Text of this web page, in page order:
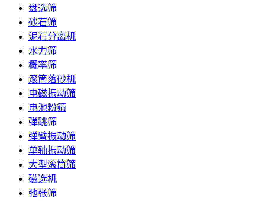
盘选筛
砂石筛
泥石分离机
水力筛
概率筛
滚筒落砂机
电磁振动筛
电池粉筛
弹跳筛
弹臂振动筛
单轴振动筛
大型滚筒筛
磁选机
弛张筛